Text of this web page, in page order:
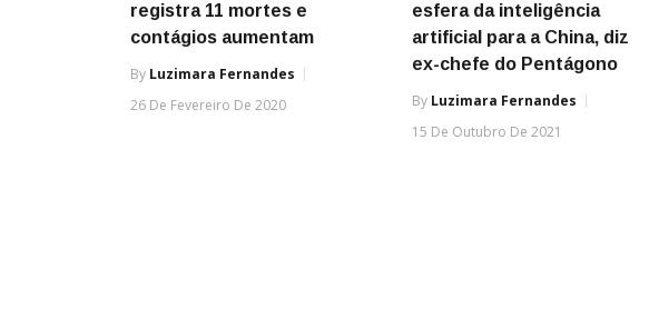
registra 11 mortes e
contágios aumentam
By Luzimara Fernandes
26 De Fevereiro De 2020
esfera da inteligência
artificial para a China, diz
ex-chefe do Pentágono
By Luzimara Fernandes
15 De Outubro De 2021